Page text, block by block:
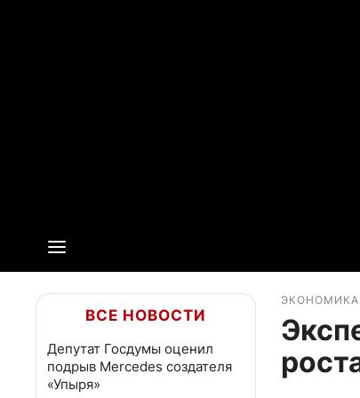
ВСЕ НОВОСТИ
Депутат Госдумы оценил
подрыв Mercedes создателя
«Упыря»
ЭКОНОМИКА